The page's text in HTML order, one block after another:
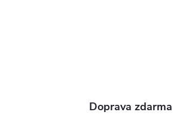
Doprava zdarma